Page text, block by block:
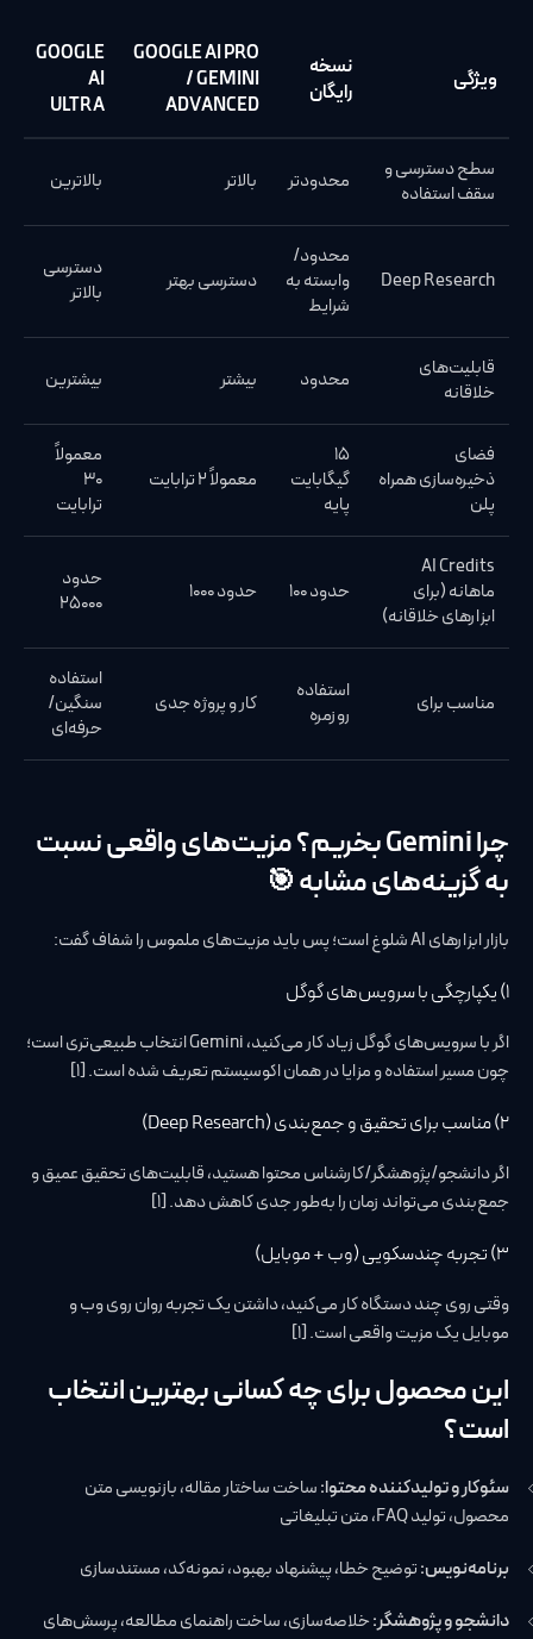
ویژگی
نسخه
رایگان
GOOGLE AI PRO
/ GEMINI
ADVANCED
GOOGLE
AI
ULTRA
سطح دسترسی و
سقف استفاده
محدودتر بالاتر بالاترین
Deep Research
محدود/
وابسته به
شرایط
دسترسی بهتر
دسترسی
بالاتر
قابلیت‌های
خلاقانه
محدود بیشتر بیشترین
فضای
ذخیره‌سازی همراه
پلن
۱۵
گیگابایت
پایه
معمولاً ۲ ترابایت
معمولاً
۳۰
ترابایت
AI Credits
ماهانه (برای
ابزارهای خلاقانه)
حدود ۱۰۰ حدود ۱۰۰۰
حدود
۲۵۰۰۰
مناسب برای
استفاده
روزمره
کار و پروژه جدی
استفاده
سنگین/
حرفه‌ای
چرا Gemini بخریم؟ مزیت‌های واقعی نسبت
به گزینه‌های مشابه 🎯
بازار ابزارهای AI شلوغ است؛ پس باید مزیت‌های ملموس را شفاف گفت:
۱) یکپارچگی با سرویس‌های گوگل
اگر با سرویس‌های گوگل زیاد کار می‌کنید، Gemini انتخاب طبیعی‌تری است؛
چون مسیر استفاده و مزایا در همان اکوسیستم تعریف شده است. [1]
۲) مناسب برای تحقیق و جمع‌بندی (Deep Research)
اگر دانشجو/پژوهشگر/کارشناس محتوا هستید، قابلیت‌های تحقیق عمیق و
جمع‌بندی می‌تواند زمان را به‌طور جدی کاهش دهد. [1]
۳) تجربه چندسکویی (وب + موبایل)
وقتی روی چند دستگاه کار می‌کنید، داشتن یک تجربه روان روی وب و
موبایل یک مزیت واقعی است. [1]
این محصول برای چه کسانی بهترین انتخاب
است؟
سئوکار و تولیدکننده محتوا:ساخت ساختار مقاله، بازنویسی متن
محصول، تولید FAQ، متن تبلیغاتی
برنامه‌نویس:توضیح خطا، پیشنهاد بهبود، نمونه‌کد، مستندسازی
دانشجو و پژوهشگر:خلاصه‌سازی، ساخت راهنمای مطالعه، پرسش‌های